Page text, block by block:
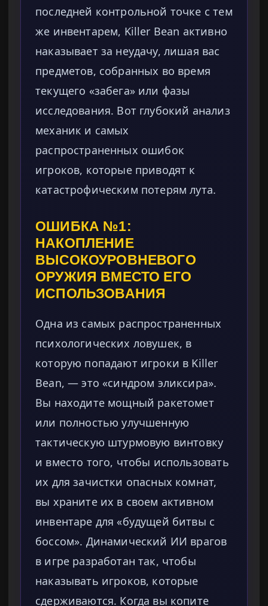
последней контрольной точке с тем
же инвентарем, Killer Bean активно
наказывает за неудачу, лишая вас
предметов, собранных во время
текущего «забега» или фазы
исследования. Вот глубокий анализ
механик и самых
распространенных ошибок
игроков, которые приводят к
катастрофическим потерям лута.
ОШИБКА №1:
НАКОПЛЕНИЕ
ВЫСОКОУРОВНЕВОГО
ОРУЖИЯ ВМЕСТО ЕГО
ИСПОЛЬЗОВАНИЯ
Одна из самых распространенных
психологических ловушек, в
которую попадают игроки в Killer
Bean, — это «синдром эликсира».
Вы находите мощный ракетомет
или полностью улучшенную
тактическую штурмовую винтовку
и вместо того, чтобы использовать
их для зачистки опасных комнат,
вы храните их в своем активном
инвентаре для «будущей битвы с
боссом». Динамический ИИ врагов
в игре разработан так, чтобы
наказывать игроков, которые
сдерживаются. Когда вы копите